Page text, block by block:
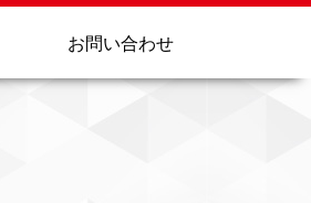
お問い合わせ